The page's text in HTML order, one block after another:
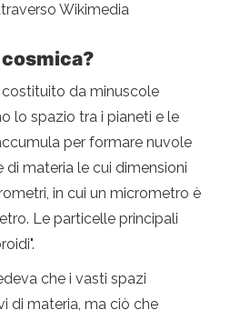
Wikimedia
costituito da minuscole
lo spazio tra i pianeti e le
per formare nuvole
di materia le cui dimensioni
in cui un micrometro è
Le particelle principali
che i vasti spazi
di materia, ma ciò che